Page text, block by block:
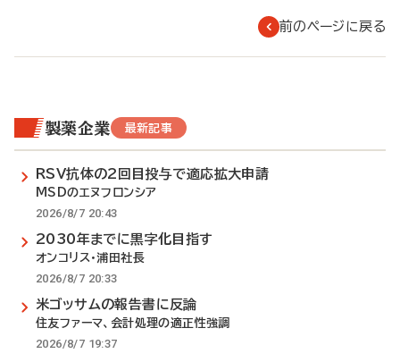
前のページに戻る
製薬企業 最新記事
RSV抗体の2回目投与で適応拡大申請
MSDのエヌフロンシア
2026/8/7 20:43
2030年までに黒字化目指す
オンコリス・浦田社長
2026/8/7 20:33
米ゴッサムの報告書に反論
住友ファーマ、会計処理の適正性強調
2026/8/7 19:37